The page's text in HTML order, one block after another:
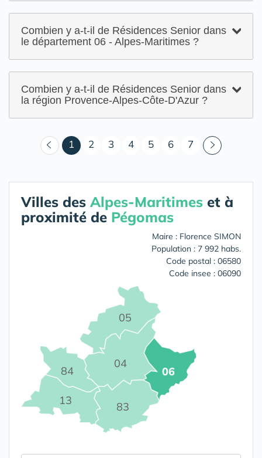
Combien y a-t-il de Résidences Senior dans
le département 06 - Alpes-Maritimes ?
Combien y a-t-il de Résidences Senior dans
la région Provence-Alpes-Côte-D'Azur ?
1 (courant)
2 3 4 5 6 7
Villes des Alpes-Maritimes et à
proximité de Pégomas
Maire : Florence SIMON
Population : 7 992 habs.
Code postal : 06580
Code insee : 06090
04
05
06
13 83
84